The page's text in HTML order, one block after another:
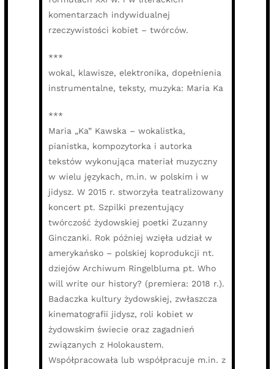
komentarzach indywidualnej
rzeczywistości kobiet – twórców.
***
wokal, klawisze, elektronika, dopełnienia
instrumentalne, teksty, muzyka: Maria Ka
***
Maria „Ka” Kawska – wokalistka,
pianistka, kompozytorka i autorka
tekstów wykonująca materiał muzyczny
w wielu językach, m.in. w polskim i w
jidysz. W 2015 r. stworzyła teatralizowany
koncert pt. Szpilki prezentujący
twórczość żydowskiej poetki Zuzanny
Ginczanki. Rok później wzięła udział w
amerykańsko – polskiej koprodukcji nt.
dziejów Archiwum Ringelbluma pt. Who
will write our history? (premiera: 2018 r.).
Badaczka kultury żydowskiej, zwłaszcza
kinematografii jidysz, roli kobiet w
żydowskim świecie oraz zagadnień
związanych z Holokaustem.
Współpracowała lub współpracuje m.in. z